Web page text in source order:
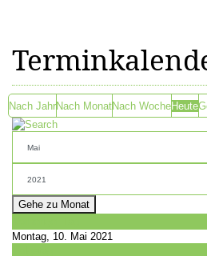
Nach JahrNach MonatNach WocheHeute
Gehe zu Monat
Montag, 10. Mai 2021